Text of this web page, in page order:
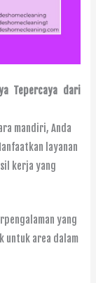
Tepercaya dari
mandiri, Anda
layanan
kerja yang
yang
untuk area dalam